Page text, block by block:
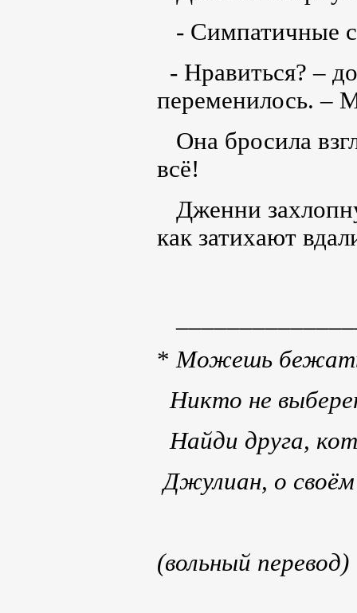
- Симпатичные
- Нравиться? –
переменилось. –
Она бросила
всё!
Дженни
как затихают
*Можешь
Никто не
Найди друга,
Джулиан, о
(вольный перевод)